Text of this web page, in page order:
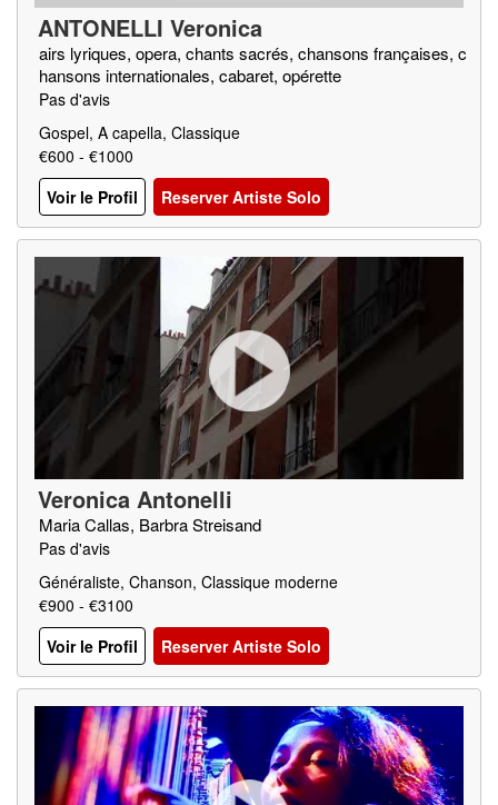
ANTONELLI Veronica
airs lyriques, opera, chants sacrés, chansons françaises, c
hansons internationales, cabaret, opérette
Pas d'avis
Gospel, A capella, Classique
€600 - €1000
Voir le Profil
Reserver Artiste Solo
Veronica Antonelli
Maria Callas, Barbra Streisand
Pas d'avis
Généraliste, Chanson, Classique moderne
€900 - €3100
Voir le Profil
Reserver Artiste Solo